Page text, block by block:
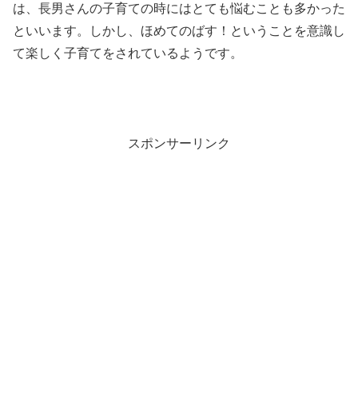
は、長男さんの子育ての時にはとても悩むことも多かった
といいます。しかし、ほめてのばす！ということを意識し
て楽しく子育てをされているようです。
スポンサーリンク